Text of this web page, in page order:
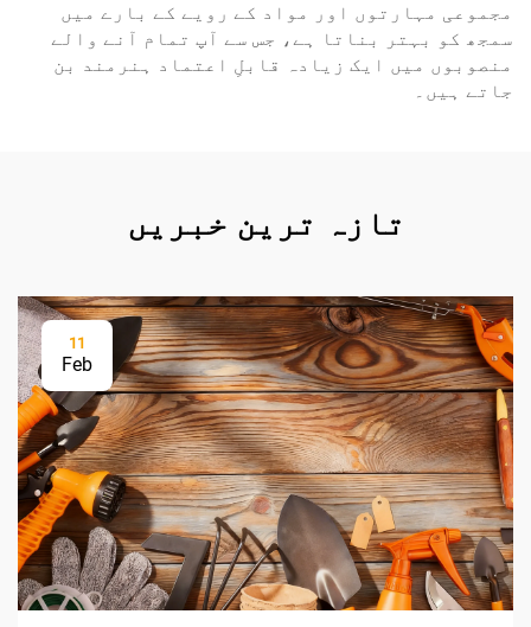
مجموعی مہارتوں اور مواد کے رویے کے بارے میں
سمجھ کو بہتر بناتا ہے، جس سے آپ تمام آنے والے
منصوبوں میں ایک زیادہ قابلِ اعتماد ہنرمند بن
جاتے ہیں۔
تازہ ترین خبریں
11
Feb